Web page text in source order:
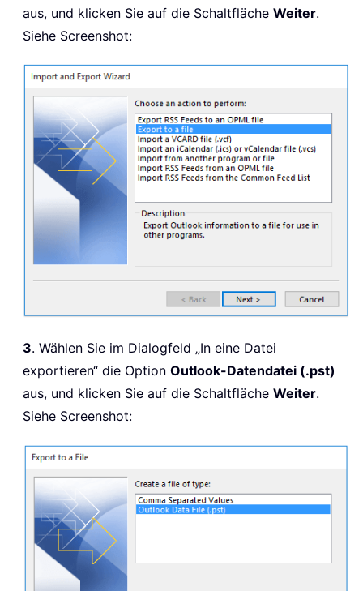
aus, und klicken Sie auf die Schaltfläche Weiter.
Siehe Screenshot:
3. Wählen Sie im Dialogfeld „In eine Datei
exportieren“ die Option Outlook-Datendatei (.pst)
aus, und klicken Sie auf die Schaltfläche Weiter.
Siehe Screenshot: